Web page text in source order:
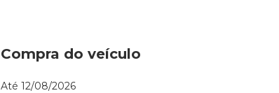
Compra do veículo
Até 12/08/2026